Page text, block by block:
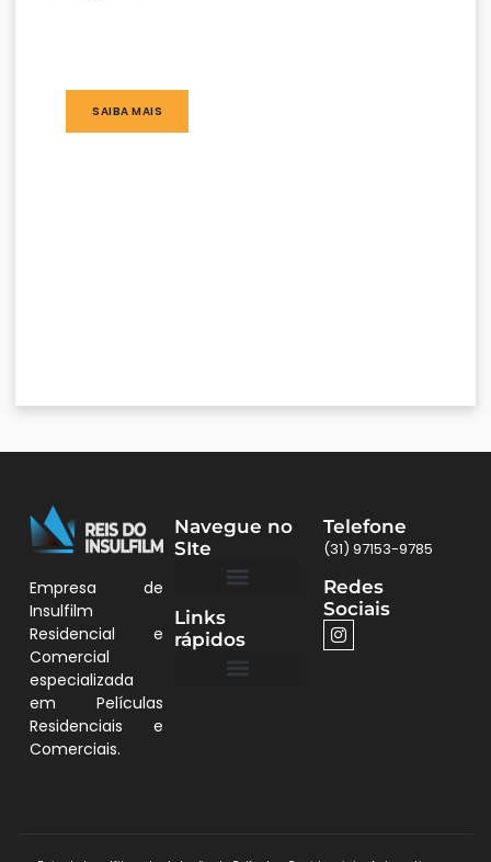
SAIBA MAIS
Empresa de
Insulfilm
Residencial e
Comercial
especializada
em Películas
Residenciais e
Comerciais.
Navegue no
SIte
Links
rápidos
Telefone
(31) 97153-9785
Redes
Sociais